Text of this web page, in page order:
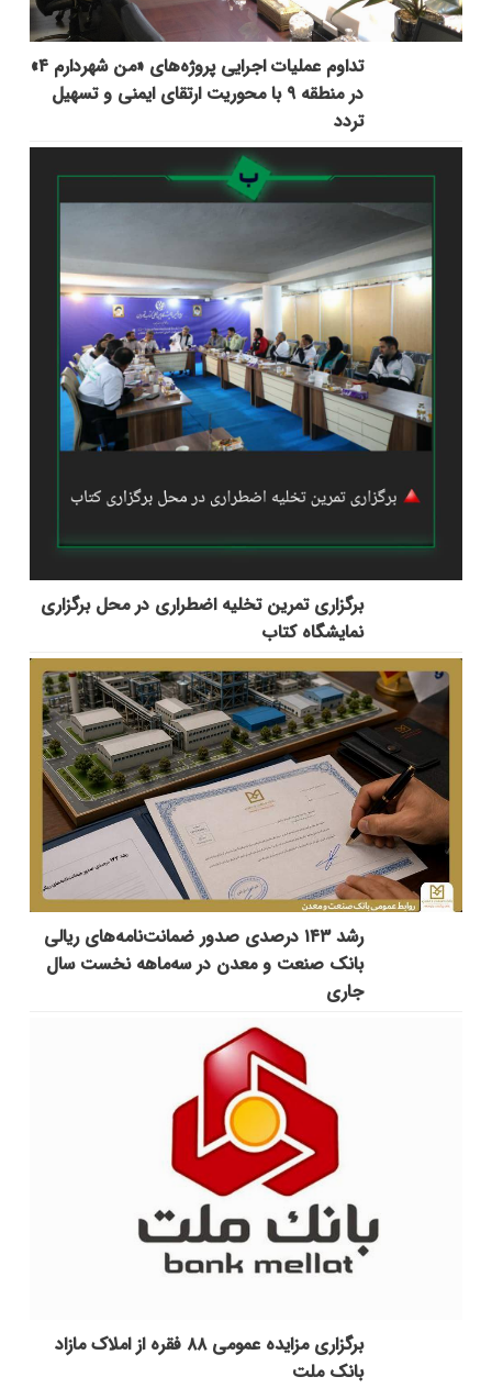
تداوم عملیات اجرایی پروژه‌های «من شهردارم ۴»
در منطقه ۹ با محوریت ارتقای ایمنی و تسهیل
تردد
برگزاری تمرین تخلیه اضطراری در محل برگزاری
نمایشگاه کتاب
رشد ۱۴۳ درصدی صدور ضمانت‌نامه‌های ریالی
بانک صنعت و معدن در سه‌ماهه نخست سال
جاری
برگزاری مزایده عمومی ۸۸ فقره از املاک مازاد
بانک ملت